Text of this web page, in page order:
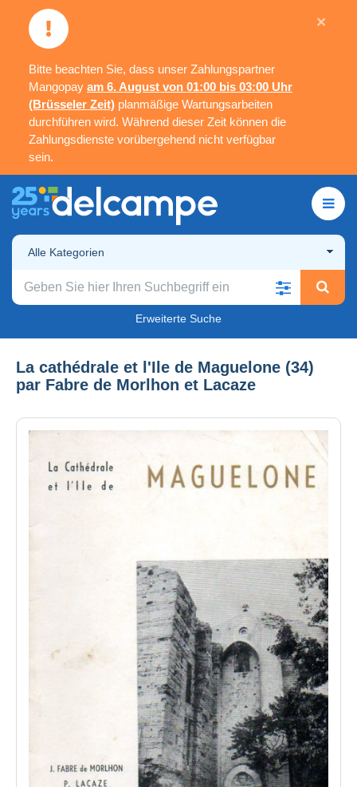
Bitte beachten Sie, dass unser Zahlungspartner
Mangopay am 6. August von 01:00 bis 03:00 Uhr
(Brüsseler Zeit) planmäßige Wartungsarbeiten
durchführen wird. Während dieser Zeit können die
Zahlungsdienste vorübergehend nicht verfügbar
sein.
×
Alle Kategorien
Erweiterte Suche
La cathédrale et l'Ile de Maguelone (34)
par Fabre de Morlhon et Lacaze